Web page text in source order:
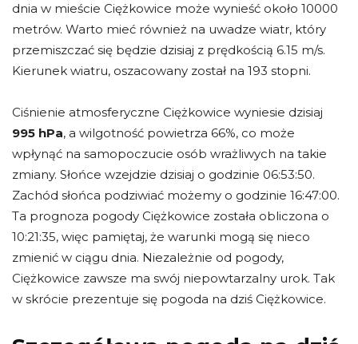
dnia w mieście Ciężkowice może wynieść około 10000
metrów. Warto mieć również na uwadze wiatr, który
przemiszczać się będzie dzisiaj z prędkością 6.15 m/s.
Kierunek wiatru, oszacowany został na 193 stopni.
Ciśnienie atmosferyczne Ciężkowice wyniesie dzisiaj
995 hPa, a wilgotność powietrza 66%, co może
wpłynąć na samopoczucie osób wrażliwych na takie
zmiany. Słońce wzejdzie dzisiaj o godzinie 06:53:50.
Zachód słońca podziwiać możemy o godzinie 16:47:00.
Ta prognoza pogody Ciężkowice została obliczona o
10:21:35, więc pamiętaj, że warunki mogą się nieco
zmienić w ciągu dnia. Niezależnie od pogody,
Ciężkowice zawsze ma swój niepowtarzalny urok. Tak
w skrócie prezentuje się pogoda na dziś Ciężkowice.